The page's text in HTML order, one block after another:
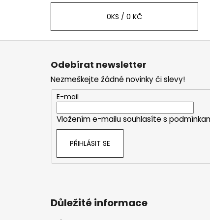
0KS / 0 KČ
Odebírat newsletter
Nezmeškejte žádné novinky či slevy!
E-mail
Vložením e-mailu souhlasíte s
PŘIHLÁSIT SE
Důležité informace